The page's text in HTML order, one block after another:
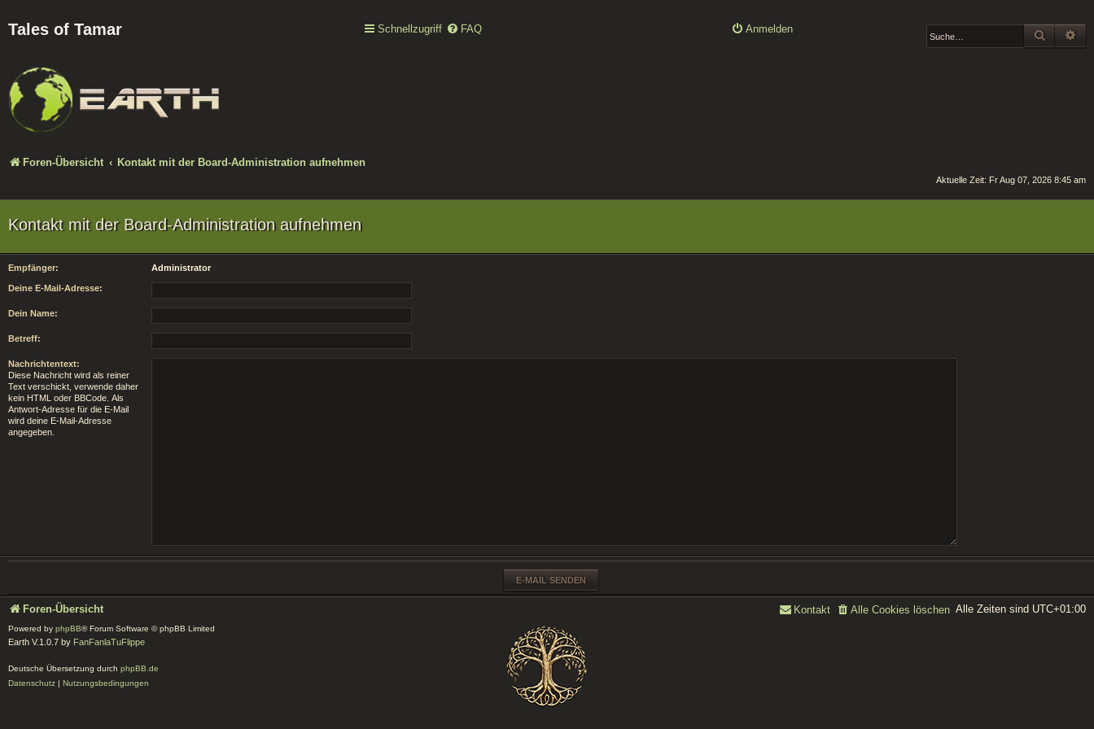
Tales of Tamar Schnellzugriff FAQ Anmelden SUCHE
Foren-Übersicht Kontakt mit der Board-Administration aufnehmen
Aktuelle Zeit: Fr Aug 07, 2026 8:45 am
Kontakt mit der Board-Administration aufnehmen
Empfänger: Administrator
Deine E-Mail-Adresse:
Dein Name:
Betreff:
Nachrichtentext:
Diese Nachricht wird als reiner
Text verschickt, verwende daher
kein HTML oder BBCode. Als
Antwort-Adresse für die E-Mail
wird deine E-Mail-Adresse
angegeben.
Foren-Übersicht Alle Zeiten sind UTC+01:00
Alle Cookies löschen
Kontakt
Powered by phpBB® Forum Software © phpBB Limited
Earth V.1.0.7 by FanFanlaTuFlippe
Deutsche Übersetzung durch phpBB.de
Datenschutz | Nutzungsbedingungen